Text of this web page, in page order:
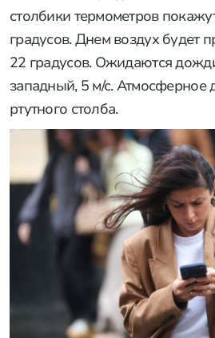
столбики термометров
градусов. Днем воздух будет
22 градусов. Ожидаются
западный, 5 м/с.
ртутного столба.